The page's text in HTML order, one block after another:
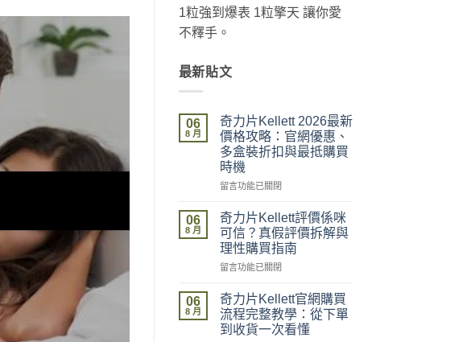
1粒強到爆表 1粒擎天 讓你愛
不釋手。
最新貼文
06
8 月
奇力片Kellett 2026最新
價格攻略：官網優惠、
多盒裝折扣與最抵購買
時機
在
力
片
Kellett
2026
最
價
格
攻
略：
留言功能已關閉
06
8 月
奇力片Kellett評價係咪
可信？真假評價拆解與
理性購買指南
在
力
片
Kellett
評
留言功能已關閉
06
8 月
奇力片Kellett官網購買
流程完整教學：從下單
到收貨一次看懂